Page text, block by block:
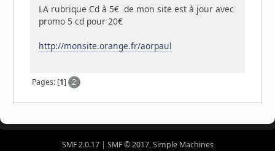
LA rubrique Cd à 5€ de mon site est à jour avec
promo 5 cd pour 20€
http://monsite.orange.fr/aorpaul
Pages: [1] 2
SMF 2.0.17| SMF © 2017,Simple Machines